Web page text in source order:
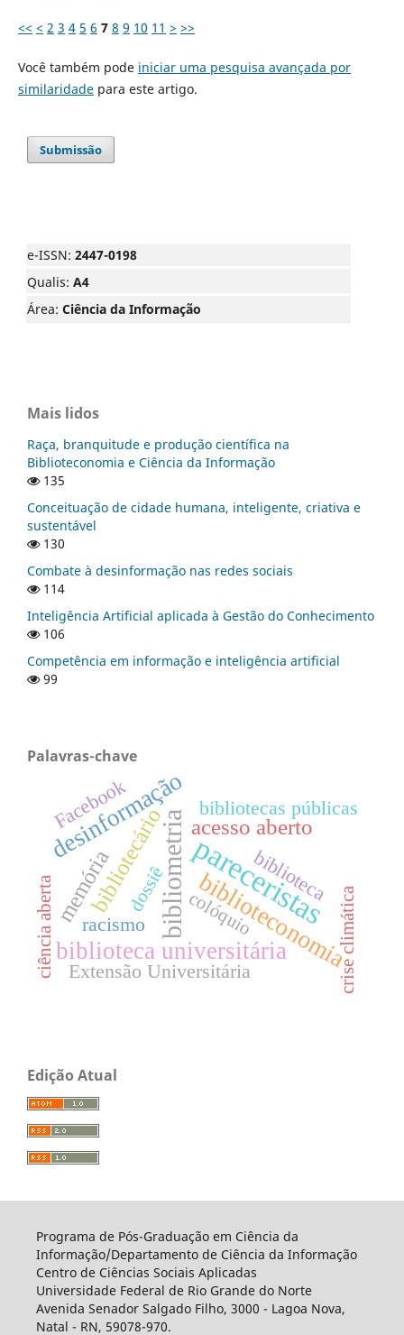
<< < 2 3 4 5 6 7 8 9 10 11 > >>
Você também pode iniciar uma pesquisa avançada por
similaridadepara este artigo.
Submissão
e-ISSN: 2447-0198
Qualis: A4
Área: Ciência da Informação
Mais lidos
Raça, branquitude e produção científica na
Biblioteconomia e Ciência da Informação
135
Conceituação de cidade humana, inteligente, criativa e
sustentável
130
Combate à desinformação nas redes sociais
114
Inteligência Artificial aplicada à Gestão do Conhecimento
106
Competência em informação e inteligência artificial
99
Palavras-chave
pareceristas
bibliometria
desinformação
biblioteca universitária
biblioteconomia
acesso aberto
bibliotecário
memória
bibliotecas públicas
Facebook
racismo
biblioteca
Extensão Universitária
dossiê crise climática
colóquio
ciência aberta
Edição Atual
Programa de Pós-Graduação em Ciência da
Informação/Departamento de Ciência da Informação
Centro de Ciências Sociais Aplicadas
Universidade Federal de Rio Grande do Norte
Avenida Senador Salgado Filho, 3000 - Lagoa Nova,
Natal - RN, 59078-970.